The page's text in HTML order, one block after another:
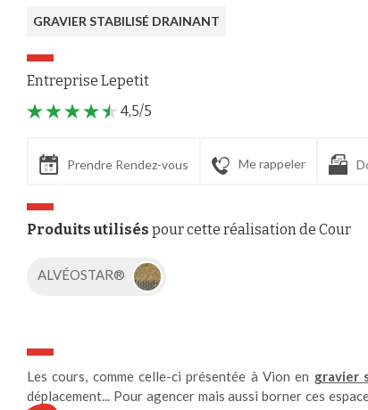
GRAVIER STABILISÉ DRAINANT
Entreprise Lepetit
4,5/5
Prendre Rendez-vous Me rappeler
Produits utilisés pour cette réalisation de Cour
ALVÉOSTAR®
Les cours, comme celle-ci présentée à Vion en gravier
déplacement... Pour agencer mais aussi borner ces
Axeptio consent
Plateforme de Gestion du Consentement : Personnalisez vos Options
Notre plateforme vous permet d'adapter et de gérer vos paramètres